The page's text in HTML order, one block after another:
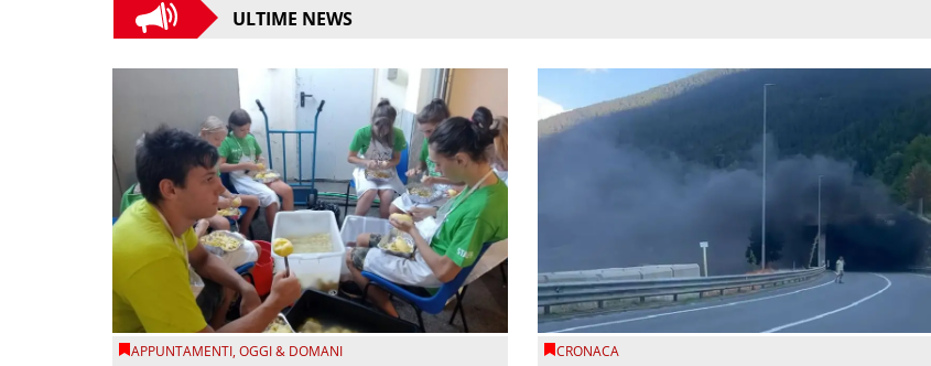
ULTIME NEWS
APPUNTAMENTI,OGGI & DOMANI CRONACA